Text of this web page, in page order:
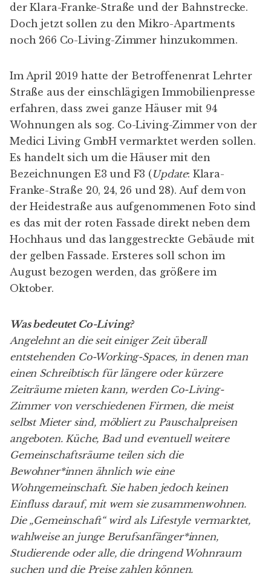
der Klara-Franke-Straße und der Bahnstrecke.
Doch jetzt sollen zu den Mikro-Apartments
noch 266 Co-Living-Zimmer hinzukommen.
Im April 2019 hatte der Betroffenenrat Lehrter
Straße aus der einschlägigenImmobilienpresse
erfahren, dass zwei ganze Häuser mit 94
Wohnungen als sog. Co-Living-Zimmer von der
Medici Living GmbH vermarktet werden sollen.
Es handelt sich um die Häuser mit den
Bezeichnungen E3 und F3 (Update: Klara-
Franke-Straße 20, 24, 26 und 28). Auf dem von
der Heidestraße aus aufgenommenen Foto sind
es das mit der roten Fassade direkt neben dem
Hochhaus und das langgestreckte Gebäude mit
der gelben Fassade. Ersteres soll schon im
August bezogen werden, das größere im
Oktober.
Was bedeutet Co-Living?
Angelehnt an die seit einiger Zeit überall
entstehenden Co-Working-Spaces, in denen man
einen Schreibtisch für längere oder kürzere
Zeiträume mieten kann, werden Co-Living-
Zimmer von verschiedenen Firmen, die meist
selbst Mieter sind, möbliert zu Pauschalpreisen
angeboten. Küche, Bad und eventuell weitere
Gemeinschaftsräume teilen sich die
Bewohner*innen ähnlich wie eine
Wohngemeinschaft. Sie haben jedoch keinen
Einfluss darauf, mit wem sie zusammenwohnen.
Die „Gemeinschaft“ wird als Lifestyle vermarktet,
wahlweise an junge Berufsanfänger*innen,
Studierende oder alle, die dringend Wohnraum
suchen und die Preise zahlen können.